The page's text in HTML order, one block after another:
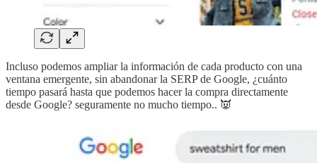
Incluso podemos ampliar la información de cada producto con una
ventana emergente, sin abandonar la SERP de Google, ¿cuánto
tiempo pasará hasta que podemos hacer la compra directamente
desde Google? seguramente no mucho tiempo.. 👿